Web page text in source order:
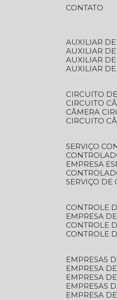
CONTATO
AUXILIAR
AUXILIAR
AUXILIAR
AUXILIAR
CIRCUITO
CIRCUITO
CÂMERA
CIRCUITO
SERVIÇO
EMPRESA
SERVIÇO
CONTROLE
EMPRESA
CONTROLE
CONTROLE
EMPRESAS
EMPRESA
EMPRESA
EMPRESAS
EMPRESA